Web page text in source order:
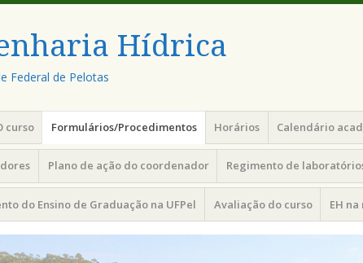
Hídrica
Federal de Pelotas
curso Formulários/Procedimentos Horários Calendário
Plano de ação do coordenador Regimento de
do Ensino de Graduação na UFPel Avaliação do curso EH